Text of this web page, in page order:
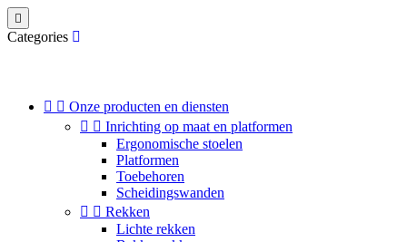

Categories
  Onze producten en diensten
  Inrichting op maat en platformen
Ergonomische stoelen
Platformen
Toebehoren
Scheidingswanden
  Rekken
Lichte rekken